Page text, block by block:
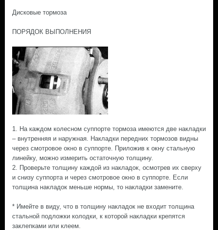
Дисковые тормоза
ПОРЯДОК ВЫПОЛНЕНИЯ
1. На каждом колесном суппорте тормоза имеются две накладки
– внутренняя и наружная. Накладки передних тормозов видны
через смотровое окно в суппорте. Приложив к окну стальную
линейку, можно измерить остаточную толщину.
2. Проверьте толщину каждой из накладок, осмотрев их сверху
и снизу суппорта и через смотровое окно в суппорте. Если
толщина накладок меньше нормы, то накладки замените.
* Имейте в виду, что в толщину накладок не входит толщина
стальной подложки колодки, к которой накладки крепятся
заклепками или клеем.